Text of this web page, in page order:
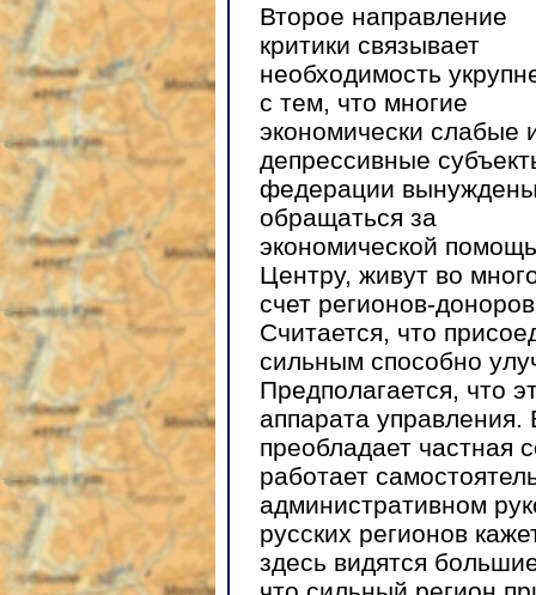
Второе направление
критики связывает
необходимость
с тем, что многие
экономически слабые
депрессивные
федерации
обращаться за
экономической
Центру, живут во
счет регионов-
Считается, что
сильным способно
Предполагается, что
аппарата управления.
преобладает частная
работает
административном
русских регионов
здесь видятся